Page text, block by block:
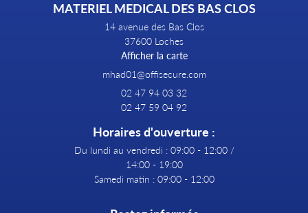
MATERIEL MEDICAL DES BAS CLOS
14 avenue des Bas Clos
37600 Loches
Afficher la carte
02 47 94 03 32
02 47 59 04 92
Horaires d'ouverture :
Du lundi au vendredi : 09:00 - 12:00 /
14:00 - 19:00
Samedi matin : 09:00 - 12:00